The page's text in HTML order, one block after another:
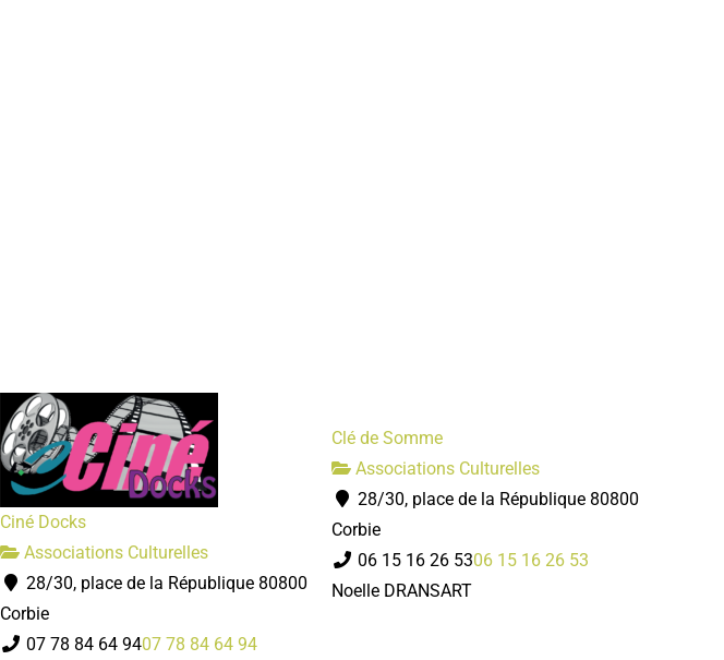
Ciné Docks
Associations Culturelles
28/30, place de la République 80800
Corbie
07 78 84 64 9407 78 84 64 94
Clé de Somme
Associations Culturelles
28/30, place de la République 80800
Corbie
06 15 16 26 5306 15 16 26 53
Noelle DRANSART